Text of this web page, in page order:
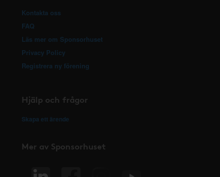
Kontakta oss
FAQ
Läs mer om Sponsorhuset
Privacy Policy
Registrera ny förening
Hjälp och frågor
Skapa ett ärende
Mer av Sponsorhuset